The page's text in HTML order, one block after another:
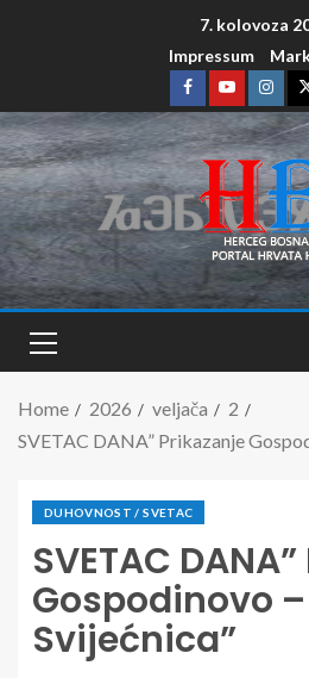
7. kolovoza
Impressum
Home 2026 veljača
2
SVETAC DANA” Prikazanje
DUHOVNOST / SVETAC
SVETAC
Gospodinovo –
Svijećnica”